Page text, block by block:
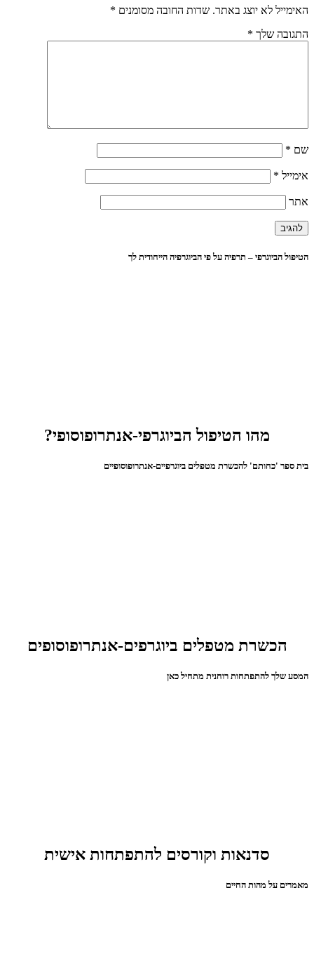
האימייל לא יוצג באתר. שדות החובה מסומנים *
התגובה שלך *
שם *
אימייל *
אתר
הטיפול הביוגרפי – תרפיה על פי הביוגרפיה הייחודית לך
מהו הטיפול הביוגרפי-אנתרופוסופי?
בית ספר 'כחותם' להכשרת מטפלים ביוגרפיים-אנתרופוסופיים
הכשרת מטפלים ביוגרפים-אנתרופוסופים
המסע שלך להתפתחות רוחנית מתחיל כאן
סדנאות וקורסים להתפתחות אישית
מאמרים על מהות החיים